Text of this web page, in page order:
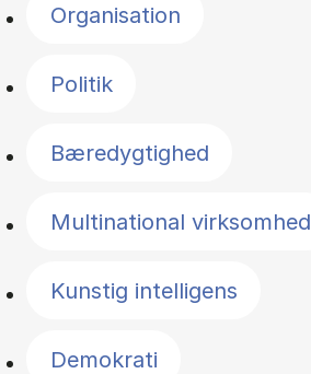
Organisation
Politik
Bæredygtighed
Multinational virksomhed
Kunstig intelligens
Demokrati